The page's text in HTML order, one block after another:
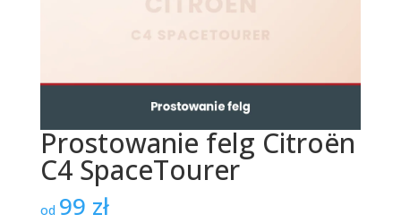
Prostowanie felg Citroën
C4 SpaceTourer
od 99 zł